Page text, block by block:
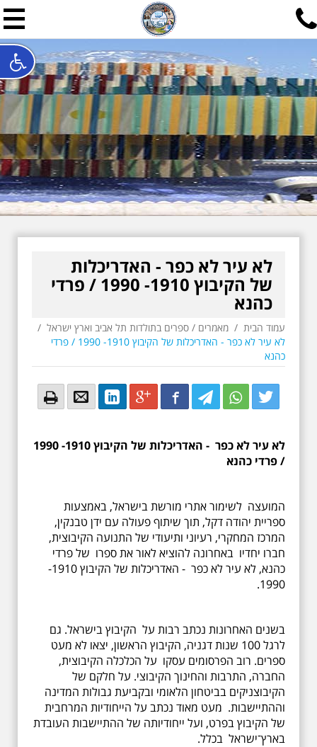
תל אביב שלי
תיור ישראלי בעריכת אילן
האתר המרכזי להיסטוריה של תל אביב ותולדות ארץ ישראל -
חייגו עכשיו:052-7747748
שלחו פנייה:ilan@mytelaviv.co.il
English עברית צור קשר
לא עיר לא כפר - האדריכלות
של הקיבוץ 1910- 1990 / פרדי
כהנא
עמוד הבית / מאמרים / ספרים בתולדות תל אביב וארץ ישראל /
לא עיר לא כפר - האדריכלות של הקיבוץ 1910- 1990 / פרדי
כהנא
Twitter
Twitter
Twitter
Facebook
Google+
LinkedIn
Email
Email
לא עיר לא כפר - האדריכלות של הקיבוץ 1910- 1990
/ פרדי כהנא
המועצה לשימור אתרי מורשת בישראל, באמצעות
ספריית יהודה דקל, תוך שיתוף פעולה עם ידן טבנקין,
המרכז המחקרי, רעיוני ותיעודי של התנועה הקיבוצית,
חברו יחדיו באחרונה להוציא לאור את ספרו של פרדי
כהנא, לא עיר לא כפר - האדריכלות של הקיבוץ 1910-
1990.
בשנים האחרונות נכתב רבות על הקיבוץ בישראל. גם
לרגל 100 שנות דגניה, הקיבוץ הראשון, יצאו לא מעט
ספרים. רוב הפרסומים עסקו על הכלכלה הקיבוצית,
החברה, התרבות והחינוך הקיבוצי. על חלקם של
הקיבוצניקים בביטחון הלאומי ובקביעת גבולות המדינה
וההתיישבות. מעט מאוד נכתב על הייחודיות המרחבית
של הקיבוץ בפרט, ועל ייחודיותה של ההתיישבות העובדת
בארץ־ישראל בכלל.